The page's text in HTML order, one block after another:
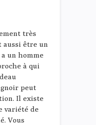
très
aussi être un
un homme
à qui
peut
Il existe
variété de
Vous